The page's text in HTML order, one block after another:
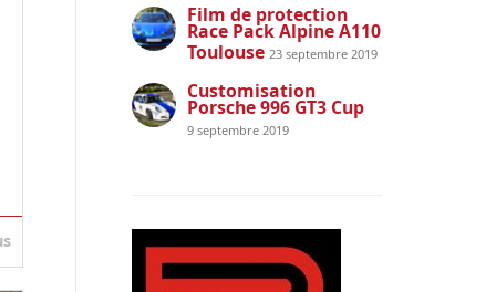
Film de protection
Race Pack Alpine A110
Toulouse 23 septembre 2019
Customisation
Porsche 996 GT3 Cup
9 septembre 2019